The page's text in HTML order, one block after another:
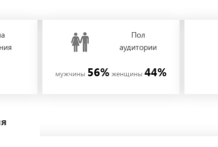
Пол
аудитории
мужчины 56% женщины 44%